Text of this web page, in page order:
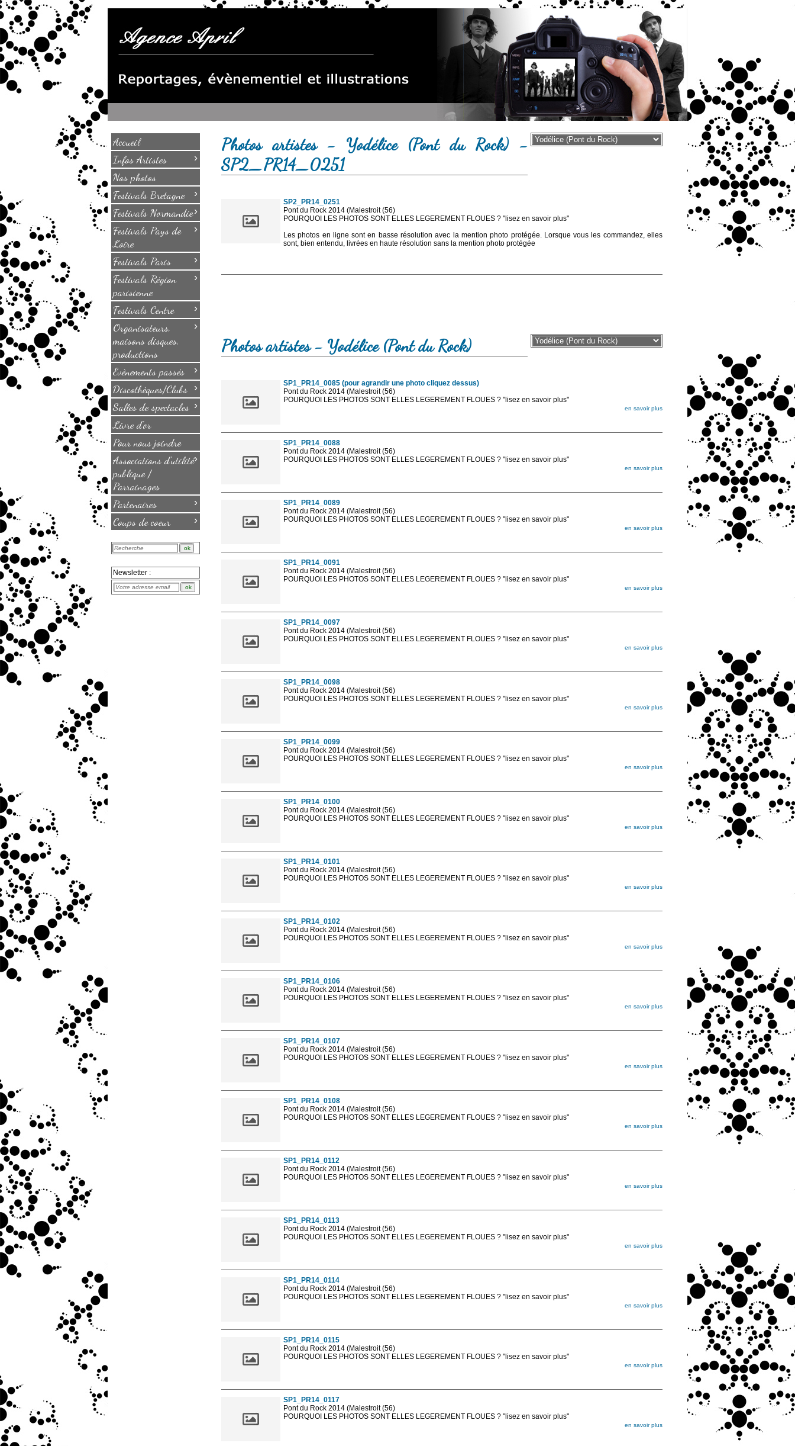
Accueil
Infos Artistes
›
Nos photos
Festivals Bretagne
›
Festivals Normandie›
Festivals Pays de
Loire
›
Festivals Paris ›
Festivals Région
parisienne
›
Festivals Centre ›
Organisateurs,
maisons disques,
productions
›
Evènements passés ›
Discothèques/Clubs ›
Salles de spectacles ›
Livre d'or
Pour nous joindre
Associations d'utilité
publique /
Parrainages
›
Partenaires ›
Coups de coeur ›
Newsletter :
Photos artistes - Yodélice (Pont du Rock) -
SP2_PR14_0251
SP2_PR14_0251
Pont du Rock 2014 (Malestroit (56)
POURQUOI LES PHOTOS SONT ELLES LEGEREMENT FLOUES ? "lisez en savoir plus"
Les photos en ligne sont en basse résolution avec la mention photo protégée. Lorsque vous les commandez, elles
sont, bien entendu, livrées en haute résolution sans la mention photo protégée
Photos artistes - Yodélice (Pont du Rock)
SP1_PR14_0085 (pour agrandir une photo cliquez dessus)
Pont du Rock 2014 (Malestroit (56)
POURQUOI LES PHOTOS SONT ELLES LEGEREMENT FLOUES ? "lisez en savoir plus"
en savoir plus
SP1_PR14_0088
Pont du Rock 2014 (Malestroit (56)
POURQUOI LES PHOTOS SONT ELLES LEGEREMENT FLOUES ? "lisez en savoir plus"
en savoir plus
SP1_PR14_0089
Pont du Rock 2014 (Malestroit (56)
POURQUOI LES PHOTOS SONT ELLES LEGEREMENT FLOUES ? "lisez en savoir plus"
en savoir plus
SP1_PR14_0091
Pont du Rock 2014 (Malestroit (56)
POURQUOI LES PHOTOS SONT ELLES LEGEREMENT FLOUES ? "lisez en savoir plus"
en savoir plus
SP1_PR14_0097
Pont du Rock 2014 (Malestroit (56)
POURQUOI LES PHOTOS SONT ELLES LEGEREMENT FLOUES ? "lisez en savoir plus"
en savoir plus
SP1_PR14_0098
Pont du Rock 2014 (Malestroit (56)
POURQUOI LES PHOTOS SONT ELLES LEGEREMENT FLOUES ? "lisez en savoir plus"
en savoir plus
SP1_PR14_0099
Pont du Rock 2014 (Malestroit (56)
POURQUOI LES PHOTOS SONT ELLES LEGEREMENT FLOUES ? "lisez en savoir plus"
en savoir plus
SP1_PR14_0100
Pont du Rock 2014 (Malestroit (56)
POURQUOI LES PHOTOS SONT ELLES LEGEREMENT FLOUES ? "lisez en savoir plus"
en savoir plus
SP1_PR14_0101
Pont du Rock 2014 (Malestroit (56)
POURQUOI LES PHOTOS SONT ELLES LEGEREMENT FLOUES ? "lisez en savoir plus"
en savoir plus
SP1_PR14_0102
Pont du Rock 2014 (Malestroit (56)
POURQUOI LES PHOTOS SONT ELLES LEGEREMENT FLOUES ? "lisez en savoir plus"
en savoir plus
SP1_PR14_0106
Pont du Rock 2014 (Malestroit (56)
POURQUOI LES PHOTOS SONT ELLES LEGEREMENT FLOUES ? "lisez en savoir plus"
en savoir plus
SP1_PR14_0107
Pont du Rock 2014 (Malestroit (56)
POURQUOI LES PHOTOS SONT ELLES LEGEREMENT FLOUES ? "lisez en savoir plus"
en savoir plus
SP1_PR14_0108
Pont du Rock 2014 (Malestroit (56)
POURQUOI LES PHOTOS SONT ELLES LEGEREMENT FLOUES ? "lisez en savoir plus"
en savoir plus
SP1_PR14_0112
Pont du Rock 2014 (Malestroit (56)
POURQUOI LES PHOTOS SONT ELLES LEGEREMENT FLOUES ? "lisez en savoir plus"
en savoir plus
SP1_PR14_0113
Pont du Rock 2014 (Malestroit (56)
POURQUOI LES PHOTOS SONT ELLES LEGEREMENT FLOUES ? "lisez en savoir plus"
en savoir plus
SP1_PR14_0114
Pont du Rock 2014 (Malestroit (56)
POURQUOI LES PHOTOS SONT ELLES LEGEREMENT FLOUES ? "lisez en savoir plus"
en savoir plus
SP1_PR14_0115
Pont du Rock 2014 (Malestroit (56)
POURQUOI LES PHOTOS SONT ELLES LEGEREMENT FLOUES ? "lisez en savoir plus"
en savoir plus
SP1_PR14_0117
Pont du Rock 2014 (Malestroit (56)
POURQUOI LES PHOTOS SONT ELLES LEGEREMENT FLOUES ? "lisez en savoir plus"
en savoir plus